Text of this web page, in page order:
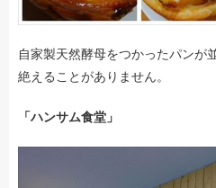
自家製天然酵母をつかったパンが
絶えることがありません。
「ハンサム食堂」